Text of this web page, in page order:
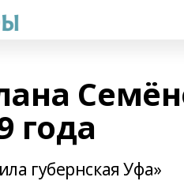
года
губернская Уфа»